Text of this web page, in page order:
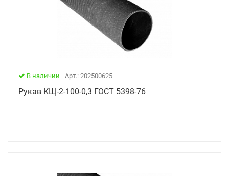
В наличии Арт.: 202500625
Рукав КЩ-2-100-0,3 ГОСТ 5398-76